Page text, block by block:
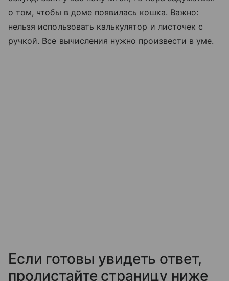
о том, чтобы в доме появилась кошка. Важно:
нельзя использовать калькулятор и листочек с
ручкой. Все вычисления нужно произвести в уме.
Если готовы увидеть ответ,
пролистайте страницу ниже